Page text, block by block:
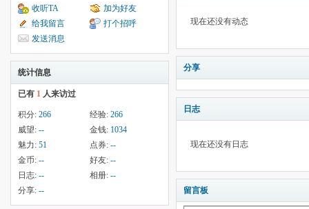
收听TA
加为好友
给我留言
打个招呼
发送消息
统计信息
已有 1 人来访过
积分: 266 经验: 266
威望: -- 金钱: 1034
魅力: 51 点券: --
金币: -- 好友: --
日志: -- 相册: --
分享: --
现在还没有动态
分享
日志
现在还没有日志
留言板